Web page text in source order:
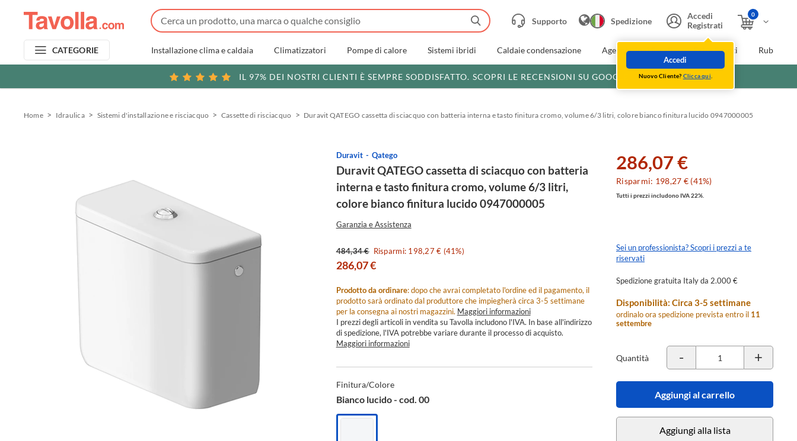
Supporto Spedizione
Accedi
Registrati
Accedi
Nuovo Cliente? Clicca qui
0
CATEGORIE Installazione clima e caldaia Climatizzatori Pompe di calore Sistemi ibridi Caldaie condensazione Agevolazioni fiscali Extra Sconti
IL 97% DEI NOSTRI CLIENTI È SEMPRE SODDISFATTO. SCOPRI LE RECENSIONI SU GOOGLE
Home Idraulica Sistemi d'installazione e risciacquo Cassette di risciacquo Duravit QATEGO cassetta di sciacquo con batteria interna e tasto finitura cromo, volume 6/3 litri, colore bianco finitura lucido 0947000005
Duravit Qatego
Duravit QATEGO cassetta di sciacquo con batteria
interna e tasto finitura cromo, volume 6/3 litri,
colore bianco finitura lucido 0947000005
Garanzia e Assistenza
286,07 €
484,34 € Risparmi: 198,27 € (41%)
Prodotto da ordinare: dopo che avrai completato l'ordine ed il pagamento, il
prodotto sarà ordinato dal produttore che impiegherà circa 3-5 settimane
per la consegna ai nostri magazzini. Maggiori informazioni
I prezzi degli articoli in vendita su Tavolla includono l'IVA. In base all'indirizzo
di spedizione, l'IVA potrebbe variare durante il processo di acquisto.
Maggiori informazioni
Specifiche
Tecniche
Finitura/Colore
Bianco lucido - cod. 00
286,07 €
Risparmi: 198,27 € (41%)
Tutti i prezzi includono IVA 22%.
Sei un professionista? Scopri i prezzi a te
riservati
Spedizione gratuita Italy da 2.000 €
Disponibilità: Circa 3-5 settimane
ordinalo ora spedizione prevista entro il 11
settembre
Quantità - +
Aggiungi al carrello
Aggiungi alla lista